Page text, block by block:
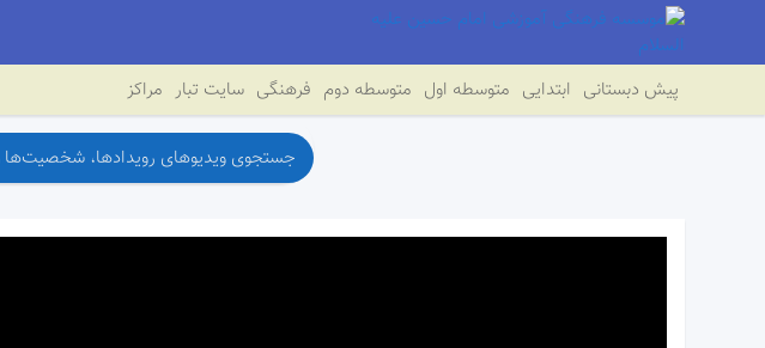
پیش دبستانی ابتدایی متوسطه اول متوسطه دوم فرهنگی سایت تبار مراکز